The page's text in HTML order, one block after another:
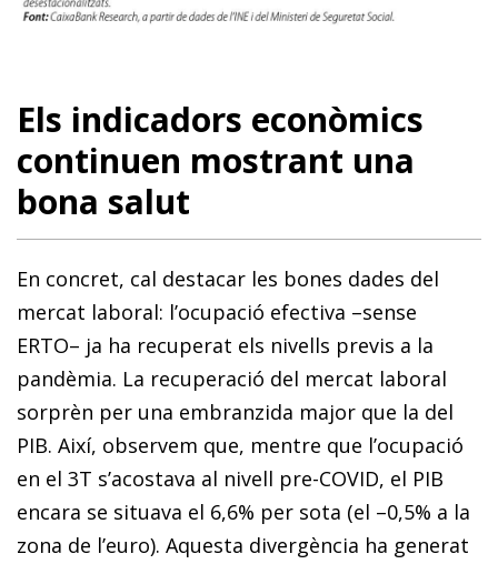
Els indicadors econòmics
continuen mostrant una
bona salut
En concret, cal destacar les bones dades del
mercat laboral: l’ocupació efectiva –sense
ERTO– ja ha recuperat els nivells previs a la
pandèmia. La recuperació del mercat laboral
sorprèn per una embranzida major que la del
PIB. Així, observem que, mentre que l’ocupació
en el 3T s’acostava al nivell pre-COVID, el PIB
encara se situava el 6,6% per sota (el –0,5% a la
zona de l’euro). Aquesta divergència ha generat